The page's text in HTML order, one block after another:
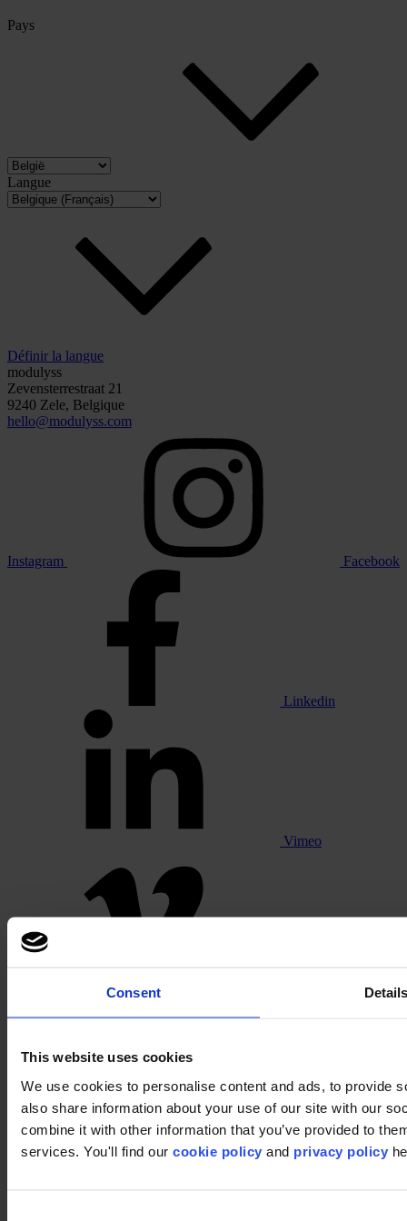
Consent
This website uses cookies
We use cookies to personalise content and ads, to provide
also share information about your use of our site with our
combine it with other information that you’ve provided to
services. You'll find our cookie policy and privacy policy
Pays
Langue
Définir la langue
modulyss
Zevensterrestraat 21
9240 Zele, Belgique
hello@modulyss.com
Instagram Facebook
Linkedin
Vimeo
Footer